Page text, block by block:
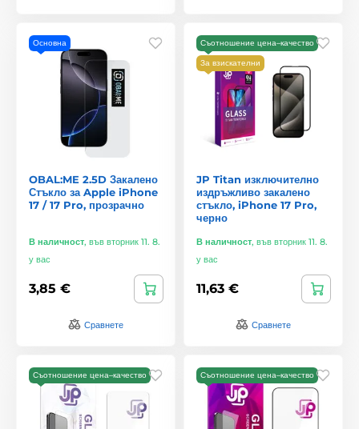
Основна
OBAL:ME 2.5D Закалено
Стъкло за Apple iPhone
17 / 17 Pro, прозрачно
В наличност, във вторник 11. 8.
у вас
3,85 €
Сравнете
Съотношение цена–качество
За взискателни
JP Titan изключително
издръжливо закалено
стъкло, iPhone 17 Pro,
черно
В наличност, във вторник 11. 8.
у вас
11,63 €
Сравнете
Съотношение цена–качество Съотношение цена–качество